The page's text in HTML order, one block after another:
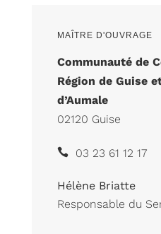
MAÎTRE D'OUVRAGE
Communauté de
Région de Guise
d’Aumale
02120 Guise
03 23 61 12 17
Hélène Briatte
Responsable du